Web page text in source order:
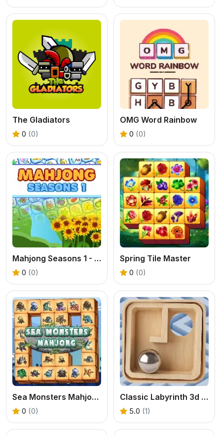
The Gladiators
0 (0)
OMG Word Rainbow
0 (0)
Mahjong Seasons 1 - Spring and Summer
0 (0)
Spring Tile Master
0 (0)
Sea Monsters Mahjong
0 (0)
Classic Labyrinth 3d Maze
5.0 (1)